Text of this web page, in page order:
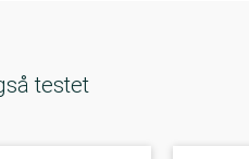
testet